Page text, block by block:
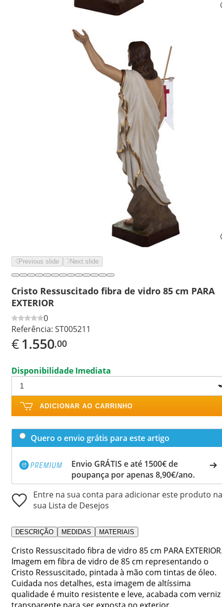
Previous slide Next slide
Cristo Ressuscitado fibra de vidro 85 cm PARA
EXTERIOR
0
Referência: ST005211
€1.550,00
Disponibilidade Imediata
ADICIONAR AO CARRINHO
Quero o envio grátis para este artigo
Envio GRÁTIS e até 1500€ de
poupança por apenas 8,90€/ano.
Entre na sua conta para adicionar este produto na
sua Lista de Desejos
DESCRIÇÃO MEDIDAS MATERIAIS
Cristo Ressuscitado fibra de vidro 85 cm PARA
Imagem em fibra de vidro de 85 cm representando o
Cristo Ressuscitado, pintada à mão com tintas de óleo.
Cuidada nos detalhes, esta imagem de altíssima
qualidade é muito resistente e leve, acabada com verniz